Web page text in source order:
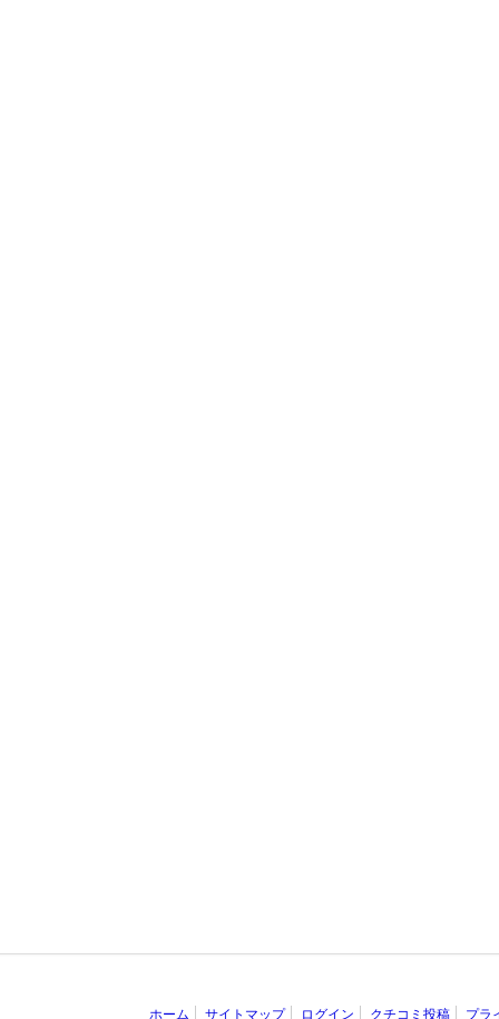
ホーム サイトマップ ログイン クチコミ投稿 プラ